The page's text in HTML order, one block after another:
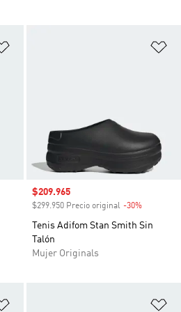
Precio de venta
$209.965
$299.950 Precio original -30%
Tenis Adifom Stan Smith Sin
Talón
Mujer Originals